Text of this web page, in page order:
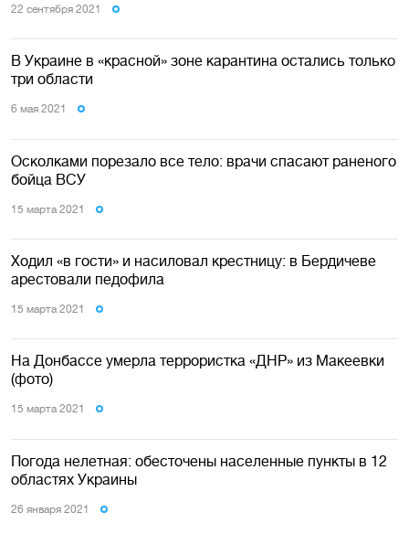
22 сентября 2021
В Украине в «красной» зоне карантина остались только
три области
6 мая 2021
Осколками порезало все тело: врачи спасают раненого
бойца ВСУ
15 марта 2021
Ходил «в гости» и насиловал крестницу: в Бердичеве
арестовали педофила
15 марта 2021
На Донбассе умерла террористка «ДНР» из Макеевки
(фото)
15 марта 2021
Погода нелетная: обесточены населенные пункты в 12
областях Украины
26 января 2021